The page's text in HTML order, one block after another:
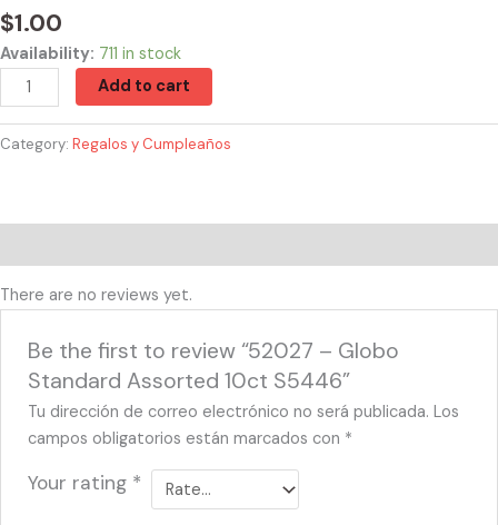
$1.00
Availability: 711 in stock
Add to cart
Category: Regalos y Cumpleaños
There are no reviews yet.
Be the first to review “52027 – Globo
Standard Assorted 10ct S5446”
Tu dirección de correo electrónico no será publicada. Los
campos obligatorios están marcados con *
Your rating *